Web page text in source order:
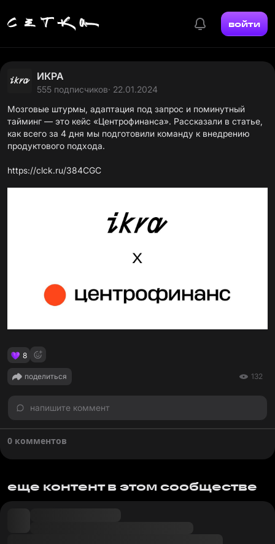
войти
ИКРА
555 подписчиков· 22.01.2024
Мозговые штурмы, адаптация под запрос и поминутный
тайминг — это кейс «Центрофинанса». Рассказали в статье,
как всего за 4 дня мы подготовили команду к внедрению
продуктового подхода.
https://clck.ru/384CGC
8
поделиться 132
напишите коммент
0 комментов
еще контент в этом сообществе